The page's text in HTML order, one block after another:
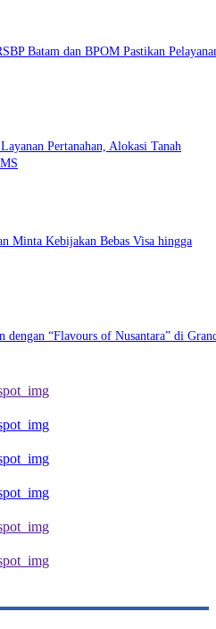
Batam dan BPOM Pastikan
Pertanahan, Alokasi Tanah
Minta Kebijakan Bebas Visa hingga
dengan “Flavours of Nusantara” di